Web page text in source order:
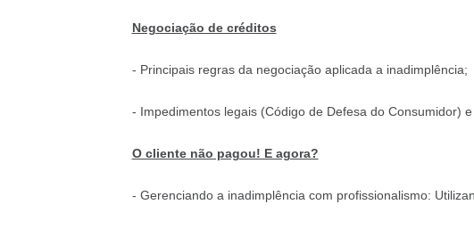
Negociação de créditos
- Principais regras da negociação aplicada a inadimplência;
- Impedimentos legais (Código de Defesa do Consumidor)
O cliente não pagou! E agora?
- Gerenciando a inadimplência com profissionalismo: